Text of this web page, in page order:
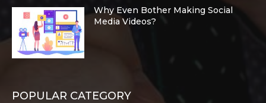
Why Even Bother Making Social
Media Videos?
POPULAR CATEGORY